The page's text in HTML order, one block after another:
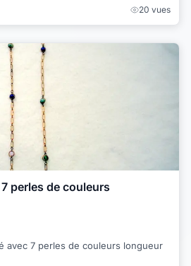
20 vues
perles de couleurs
avec 7 perles de couleurs longueur